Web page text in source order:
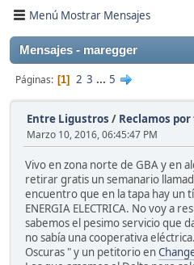
Menú Mostrar Mensajes
Mensajes - maregger
Páginas 1 2 3 ... 5
Entre Ligustros / Reclamos
Marzo 10, 2016, 06:45:47 PM
Vivo en zona norte de GBA y en
retirar gratis un semanario
encuentro que en la tapa hay un
ENERGIA ELECTRICA. No voy a
sabemos el pesimo servicio que
no sabía una cooperativa
Oscuras " y un petitorio en